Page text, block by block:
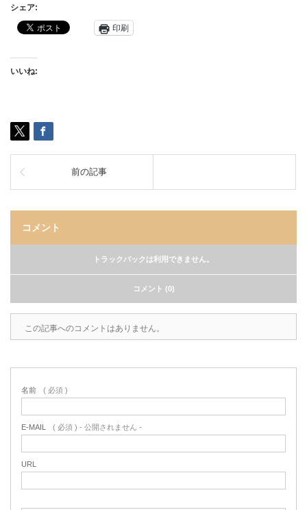
シェア:
印刷
いいね:
前の記事
コメント
トラックバックは利用できません。
コメント (0)
この記事へのコメントはありません。
名前 ( 必須 )
E-MAIL ( 必須 ) - 公開されません -
URL